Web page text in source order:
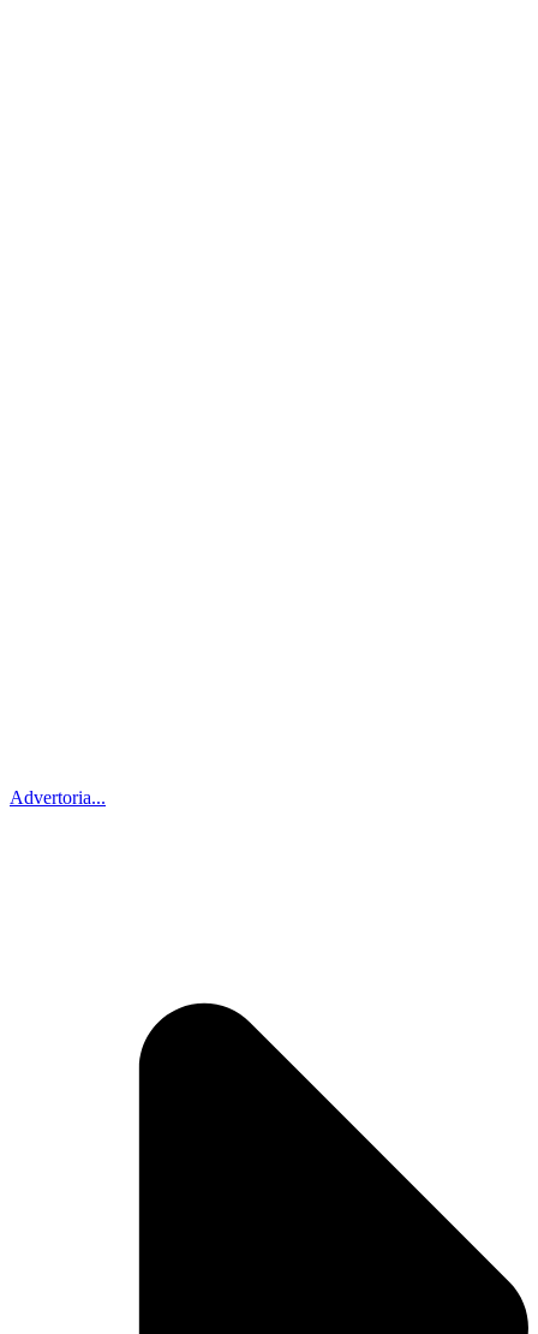
Advertoria...